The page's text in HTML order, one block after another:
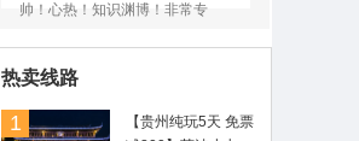
帅！心热！知识渊博！非常专
最最最最棒的导游！希望后来来
的…
这次在中青旅官网订的团，也是
最开心的一次旅行！领队潘导特
别专业！行程中一直在讲解，从
热卖线路
1
【贵州纯玩5天 免票